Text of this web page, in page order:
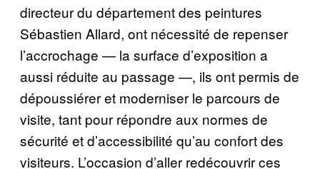
directeur du département des peintures
Sébastien Allard, ont nécessité de repenser
l’accrochage — la surface d’exposition a
aussi réduite au passage —, ils ont permis de
dépoussiérer et moderniser le parcours de
visite, tant pour répondre aux normes de
sécurité et d’accessibilité qu’au confort des
visiteurs. L’occasion d’aller redécouvrir ces